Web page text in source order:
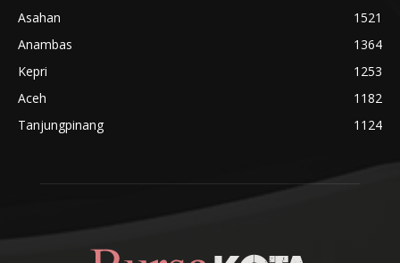
Asahan
1521
Anambas
1364
Kepri
1253
Aceh
1182
Tanjungpinang
1124